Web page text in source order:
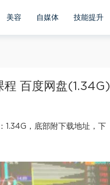
美容 自媒体 技能提升
程 百度网盘(1.34G)
1.34G，底部附下载地址，下